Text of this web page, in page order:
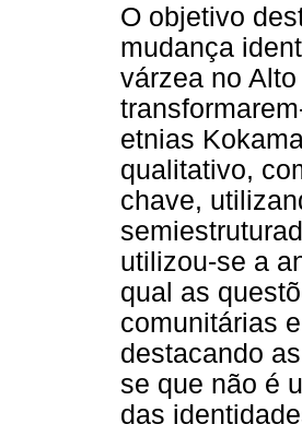
O objetivo
mudança
várzea no
etnias
qualitativo,
chave,
utilizou-se a
qual as
comunitárias
destacando
se que não é
das